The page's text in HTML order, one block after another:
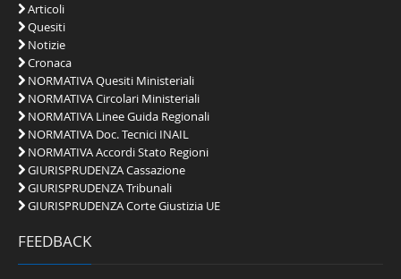
Articoli
Quesiti
Notizie
Cronaca
NORMATIVA Quesiti Ministeriali
NORMATIVA Circolari Ministeriali
NORMATIVA Linee Guida Regionali
NORMATIVA Doc. Tecnici INAIL
NORMATIVA Accordi Stato Regioni
GIURISPRUDENZA Cassazione
GIURISPRUDENZA Tribunali
GIURISPRUDENZA Corte Giustizia UE
FEEDBACK